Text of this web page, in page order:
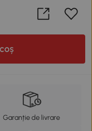
Garanție de livrare